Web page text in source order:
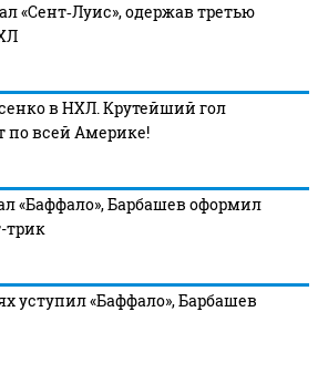
«Сент‑Луис», одержав третью
в НХЛ. Крутейший гол
по всей Америке!
«Баффало», Барбашев оформил
трик
уступил «Баффало», Барбашев